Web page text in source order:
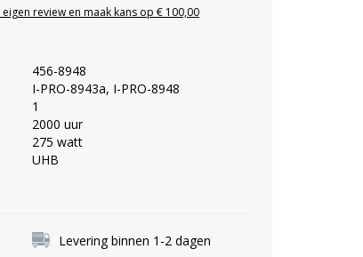
eigen review en maak kans op € 100,00
456-8948
I-PRO-8943a, I-PRO-8948
1
2000 uur
275 watt
UHB
Levering binnen 1-2 dagen